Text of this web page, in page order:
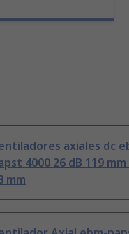
axiales dc
4000 26 dB 119 mm
mm